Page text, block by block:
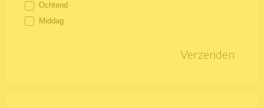
Ochtend
Middag
Verzenden